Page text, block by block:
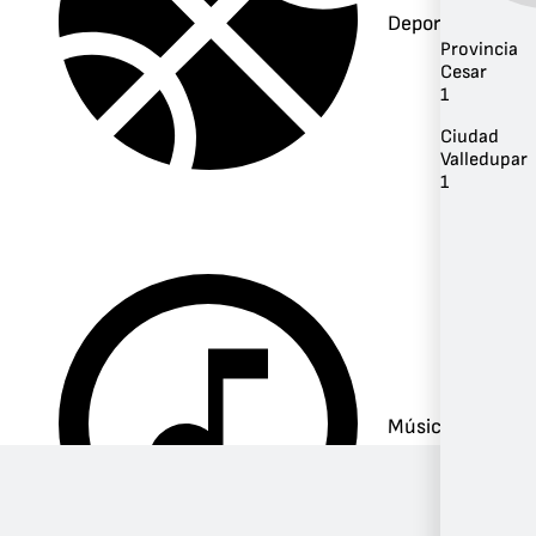
Deportes
Música
Provincia
Cesar
1
Ciudad
Valledupar
1